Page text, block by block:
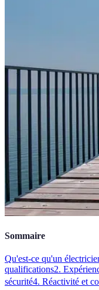
Sommaire
Qu'est-ce qu'un
qualifications2.
sécurité4. Réactivité et